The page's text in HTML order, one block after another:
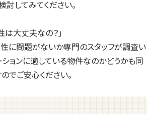
してみてください。
は大丈夫なの？」
に問題がないか専門のスタッフが調査い
ションに適している物件なのかどうかも同
でご安心ください。